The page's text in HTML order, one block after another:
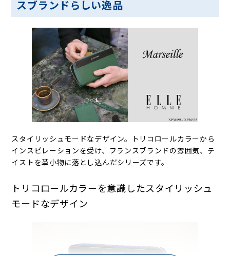
スブランドらしい逸品
スタイリッシュモードなデザイン。トリコロールカラーから
インスピレーションを受け、フランスブランドの雰囲気、テ
イストを革小物に落とし込んだシリーズです。
トリコロールカラーを意識したスタイリッシュ
モードなデザイン